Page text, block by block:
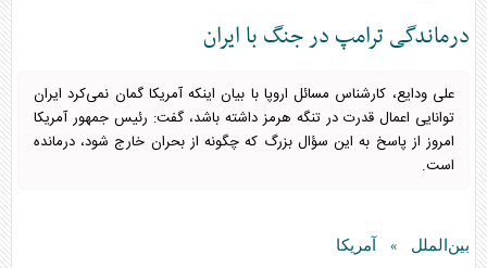
درماندگی ترامپ در جنگ با ایران
علی ودایع، کارشناس مسائل اروپا با بیان اینکه آمریکا گمان نمی‌کرد ایران
توانایی اعمال قدرت در تنگه هرمز داشته باشد، گفت: رئیس جمهور آمریکا
امروز از پاسخ به این سؤال بزرگ که چگونه از بحران خارج شود، درمانده
است.
بین‌الملل » آمریکا